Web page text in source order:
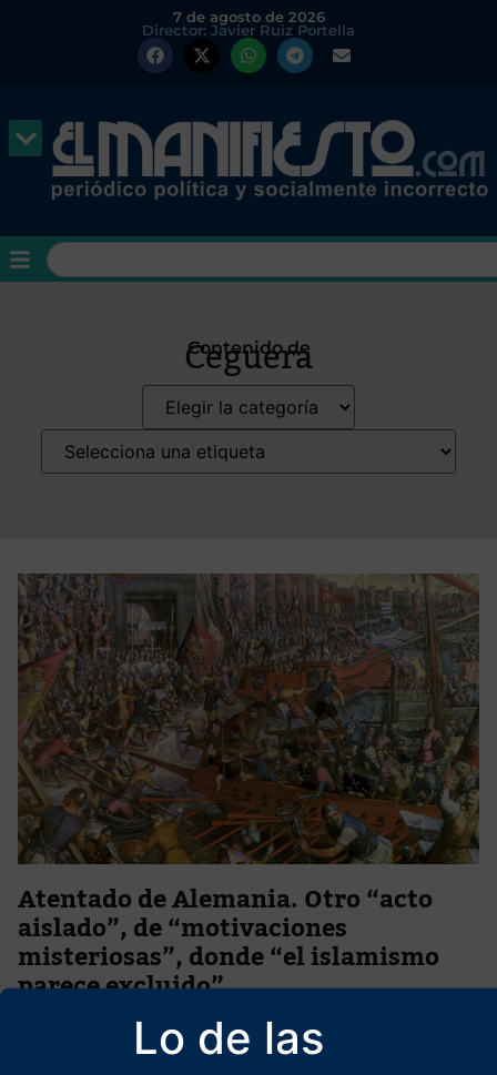
Lo de las
7 de agosto de 2026
Director: Javier Ruiz Portella
Contenido de
Ceguera
Atentado de Alemania. Otro “acto
aislado”, de “motivaciones
misteriosas”, donde “el islamismo
parece excluido”
Así enmascaran el atentado los medios del Sistema (el Der Spiegel,